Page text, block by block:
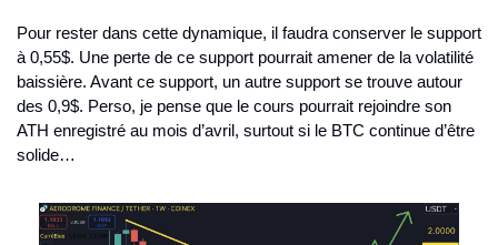
Pour rester dans cette dynamique, il faudra conserver le support
à 0,55$. Une perte de ce support pourrait amener de la volatilité
baissière. Avant ce support, un autre support se trouve autour
des 0,9$. Perso, je pense que le cours pourrait rejoindre son
ATH enregistré au mois d’avril, surtout si le BTC continue d’être
solide…